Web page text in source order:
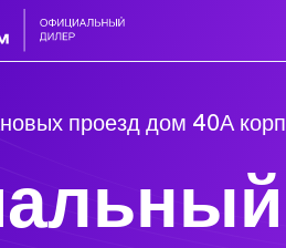
проезд дом 40А